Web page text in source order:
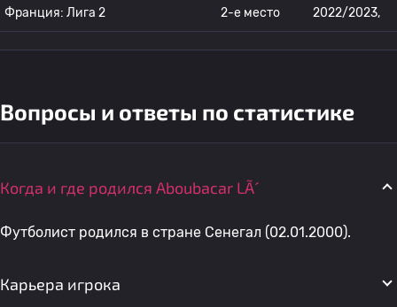
Франция: Лига 2 2-е место 2022/2023,
Вопросы и ответы по статистике
Когда и где родился Aboubacar LÃ´
Футболист родился в стране Сенегал (02.01.2000).
Карьера игрока